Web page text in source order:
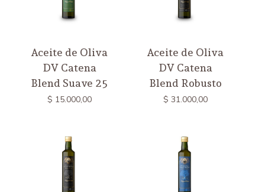
Aceite de Oliva
DV Catena
Blend Suave 25
$ 15.000,00
Aceite de Oliva
DV Catena
Blend Robusto
$ 31.000,00